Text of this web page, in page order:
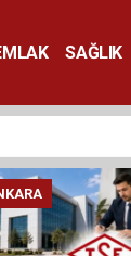
SAĞLIK